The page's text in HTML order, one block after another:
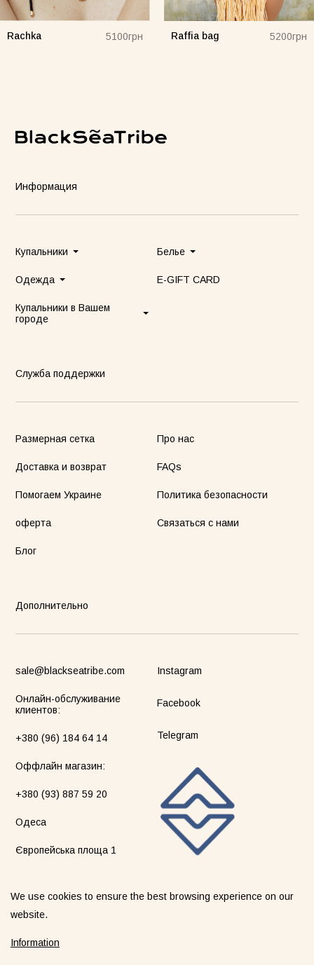
Rachka 5100грн Raffia bag 5200грн
Информация
Купальники Белье
Одежда E-GIFT CARD
Купальники в Вашем
городе
Служба поддержки
Размерная сетка Про нас
Доставка и возврат FAQs
Помогаем Украине Политика безопасности
оферта Связаться с нами
Блог
Дополнительно
sale@blackseatribe.com
Онлайн-обслуживание
клиентов:
+380 (96) 184 64 14
Оффлайн магазин:
+380 (93) 887 59 20
Одеса
Європейська площа 1
Instagram
Facebook
Telegram
We use cookies to ensure the best browsing experience on our
website.
Information